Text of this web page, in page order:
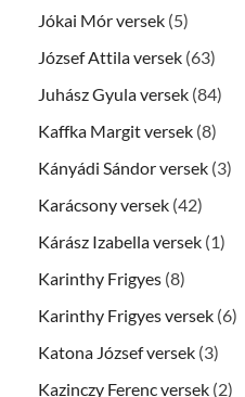
Jókai Mór versek (5)
József Attila versek (63)
Juhász Gyula versek (84)
Kaffka Margit versek (8)
Kányádi Sándor versek (3)
Karácsony versek (42)
Kárász Izabella versek (1)
Karinthy Frigyes (8)
Karinthy Frigyes versek (6)
Katona József versek (3)
Kazinczy Ferenc versek (2)